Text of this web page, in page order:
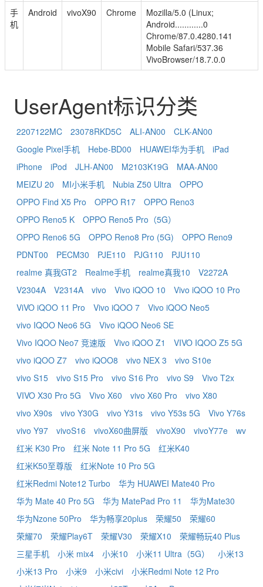
手
机
Android vivoX90 Chrome
Mozilla/5.0 (Linux;
Android............0
Chrome/87.0.4280.141
Mobile Safari/537.36
VivoBrowser/18.7.0.0
UserAgent标识分类
2207122MC 23078RKD5C ALI-AN00
CLK-AN00
Google Pixel手机
Hebe-BD00 HUAWEI华为手机
iPad
iPhone
iPod JLH-AN00 M2103K19G
MAA-AN00
MEIZU 20
MI小米手机 Nubia Z50 Ultra
OPPO
OPPO Find X5 Pro
OPPO R17
OPPO Reno3
OPPO Reno5 K
OPPO Reno5 Pro（5G）
OPPO Reno6 5G
OPPO Reno8 Pro (5G)
OPPO Reno9
PDNT00
PECM30 PJE110 PJG110
PJU110
realme 真我GT2
Realme手机 realme真我10
V2272A
V2304A
V2314A vivo Vivo iQOO 10
Vivo iQOO 10 Pro
ViVO iQOO 11 Pro
Vivo iQOO 7
Vivo iQOO Neo5
vivo IQOO Neo6 5G
Vivo iQOO Neo6 SE
Vivo IQOO Neo7 竞速版
Vivo iQOO Z1
VIVO IQOO Z5 5G
vivo iQOO Z7
vivo iQOO8 vivo NEX 3
vivo S10e
vivo S15
vivo S15 Pro vivo S16 Pro vivo S9
Vivo T2x
VIVO X30 Pro 5G
Vivo X60 vivo X60 Pro
vivo X80
vivo X90s
vivo Y30G vivo Y31s vivo Y53s 5G
Vivo Y76s
vivo Y97
vivoS16 vivoX60曲屏版 vivoX90 vivoY77e
wv
红米 K30 Pro
红米 Note 11 Pro 5G
红米K40
红米K50至尊版
红米Note 10 Pro 5G
红米Redmi Note12 Turbo
华为 HUAWEI Mate40 Pro
华为 Mate 40 Pro 5G
华为 MatePad Pro 11
华为Mate30
华为Nzone 50Pro
华为畅享20plus 荣耀50
荣耀60
荣耀70
荣耀Play6T 荣耀V30 荣耀X10
荣耀畅玩40 Plus
三星手机
小米 mix4 小米10 小米11 Ultra（5G）
小米13
小米13 Pro
小米9 小米civi
小米Redmi Note 12 Pro